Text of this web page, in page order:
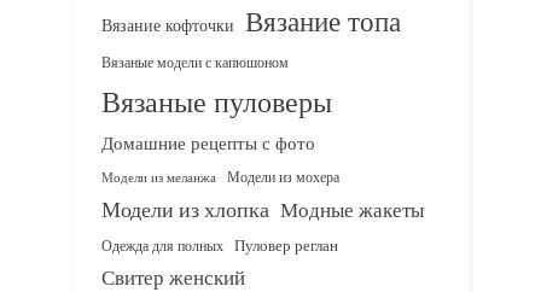
Вязание кофточки Вязание топа
Вязаные модели с капюшоном
Вязаные пуловеры
Домашние рецепты с фото
Модели из меланжа Модели из мохера
Модели из хлопка Модные жакеты
Одежда для полных Пуловер реглан
Свитер женский